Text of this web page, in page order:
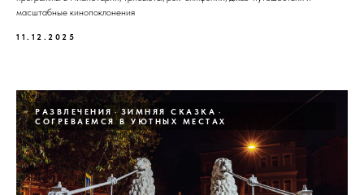
масштабные кинопоклонения
11.12.2025
РАЗВЛЕЧЕНИЯ
ЗИМНЯЯ СКАЗКА
СОГРЕВАЕМСЯ В УЮТНЫХ МЕСТАХ